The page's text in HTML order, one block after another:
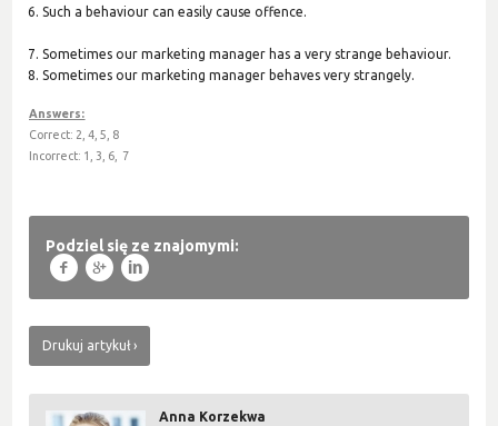
Such a behaviour can easily cause offence.
Sometimes our marketing manager has a very strange behaviour.
Sometimes our marketing manager behaves very strangely.
Answers:
Correct: 2, 4, 5, 8
Incorrect: 1, 3, 6, 7
Podziel się ze znajomymi:
f g l
Drukuj artykuł
Anna Korzekwa